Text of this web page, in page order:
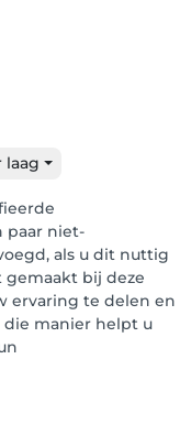
laag
paar niet-
als u dit nuttig
gemaakt bij deze
ervaring te delen en
manier helpt u